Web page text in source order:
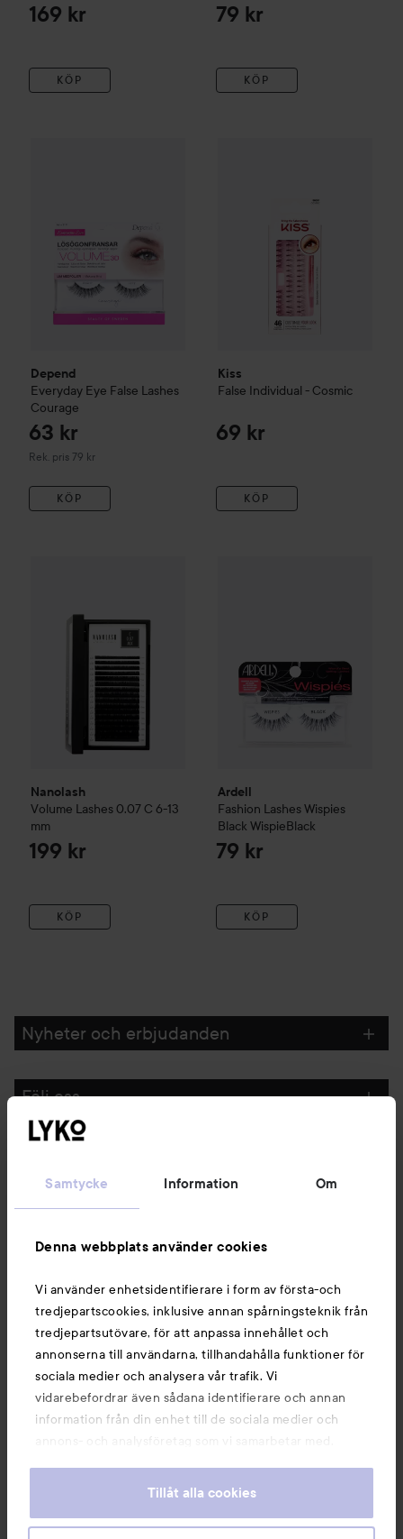
Samtycke Information Om
Denna webbplats använder cookies
Vi använder enhetsidentifierare i form av första-och
tredjepartscookies, inklusive annan spårningsteknik från
tredjepartsutövare, för att anpassa innehållet och
annonserna till användarna, tillhandahålla funktioner för
sociala medier och analysera vår trafik. Vi
vidarebefordrar även sådana identifierare och annan
information från din enhet till de sociala medier och
annons- och analysföretag som vi samarbetar med.
information som du har tillhandahållit eller som de har
våra cookies vid fortsatt användande av vår webbplats.
Tillåt alla cookies
169 kr
KÖP
79 kr
KÖP
Depend
Everyday Eye False Lashes
Courage
63 kr
Rek. pris 79 kr
Rekommenderat pris 79 kr
KÖP
Kiss
False Individual - Cosmic
69 kr
KÖP
Nanolash
Volume Lashes 0.07 C 6-13
mm
199 kr
KÖP
Ardell
Fashion Lashes Wispies
Black WispieBlack
79 kr
KÖP
Nyheter och erbjudanden
Följ oss
Du kanske också gillar